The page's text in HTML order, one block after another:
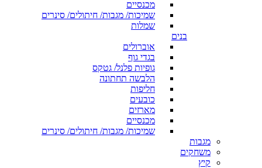
מכנסיים
שמיכות/ מגבות/ חיתולים/ סינרים
שמלות
בנים
אוברולים
בגדי גוף
גופיות פלנל/ גטקס
הלבשה תחתונה
חליפות
כובעים
מארזים
מכנסיים
שמיכות/ מגבות/ חיתולים/ סינרים
מגבות
משחקים
קיץ